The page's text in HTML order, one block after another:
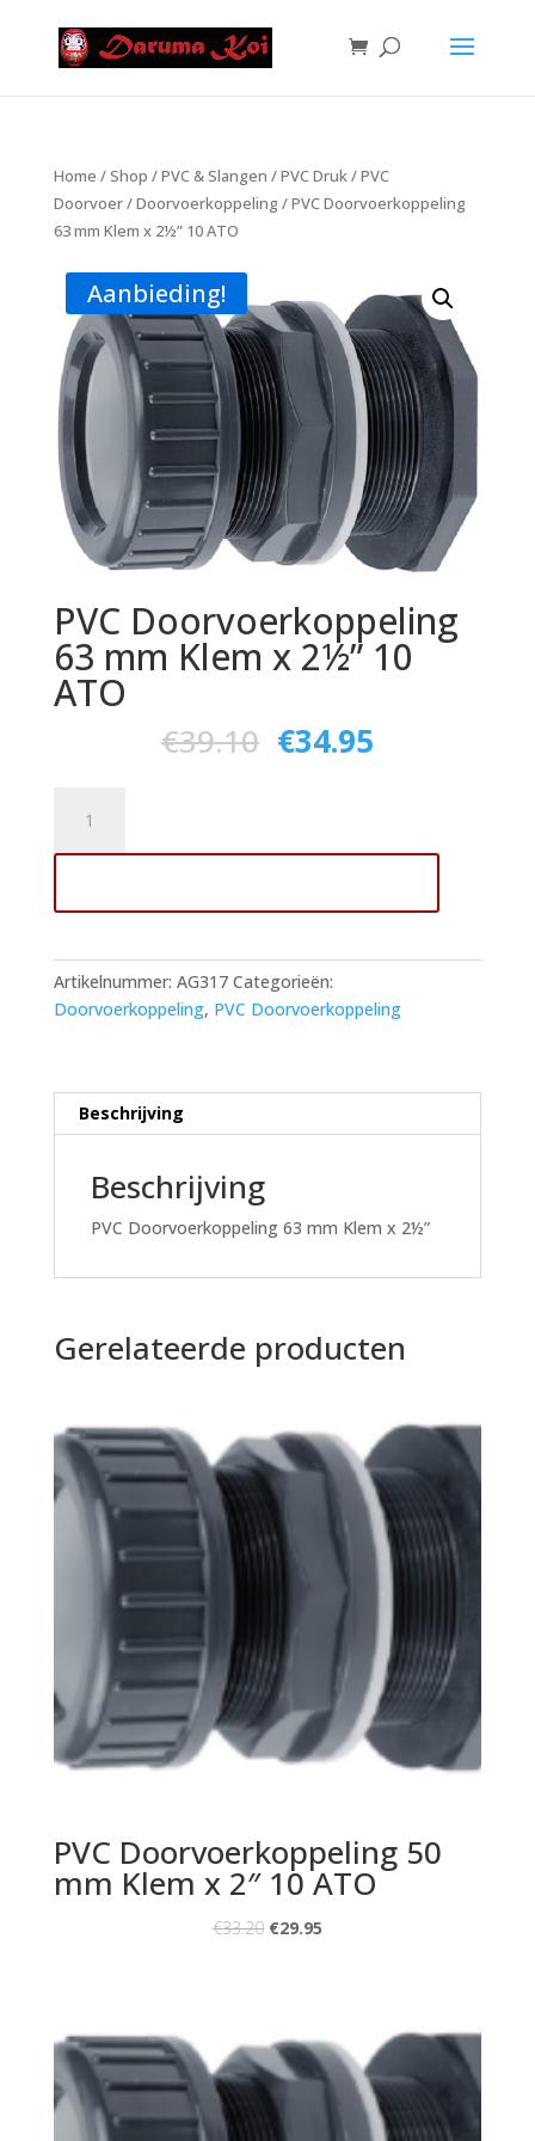
Home /Shop /PVC & Slangen /PVC Druk/PVC
Doorvoer/Doorvoerkoppeling / PVC Doorvoerkoppeling
63 mm Klem x 2½” 10 ATO
Aanbieding!
PVC Doorvoerkoppeling
63 mm Klem x 2½” 10
ATO
€39.10 €34.95
Doorvoerkoppeling
63
Klem
2½"
10
ATO
Artikelnummer: AG317 Categorieën:
Doorvoerkoppeling, PVC Doorvoerkoppeling
Beschrijving
Beschrijving
PVC Doorvoerkoppeling 63 mm Klem x 2½”
Gerelateerde producten
PVC Doorvoerkoppeling 50
mm Klem x 2″ 10 ATO
€33.20 €29.95